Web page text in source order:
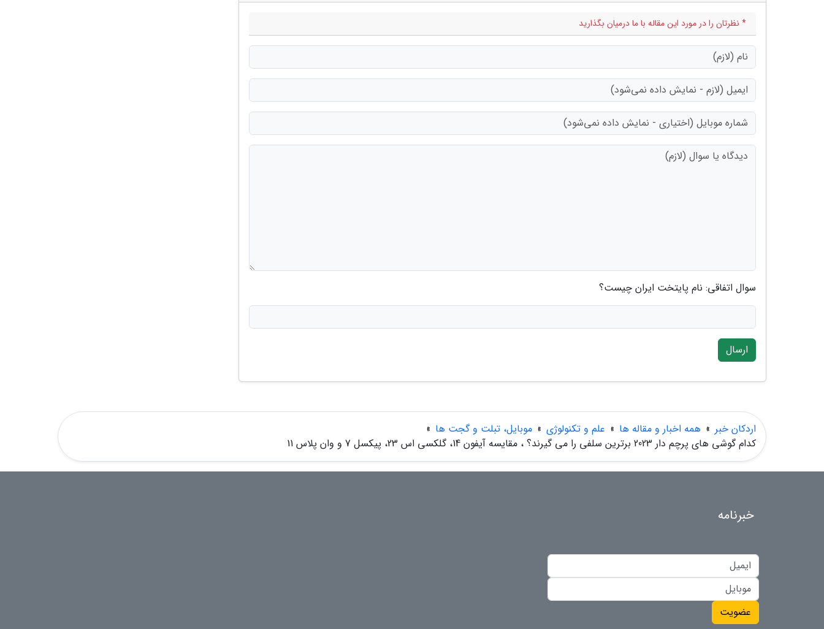
* نظرتان را در مورد این مقاله با ما درمیان بگذارید
سوال اتفاقی: نام پایتخت ایران چیست؟
ارسال
اردکان خبر » همه اخبار و مقاله ها » علم و تکنولوژی » موبایل، تبلت و گجت ها »
کدام گوشی های پرچم دار 2023 برترین سلفی را می گیرند؟ ، مقایسه آیفون 14، گلکسی اس 23، پیکسل 7 و وان پلاس 11
خبرنامه
عضویت